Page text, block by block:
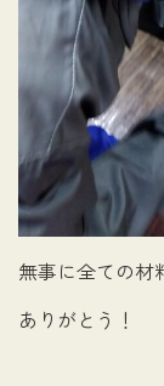
無事に全ての材
ありがとう！